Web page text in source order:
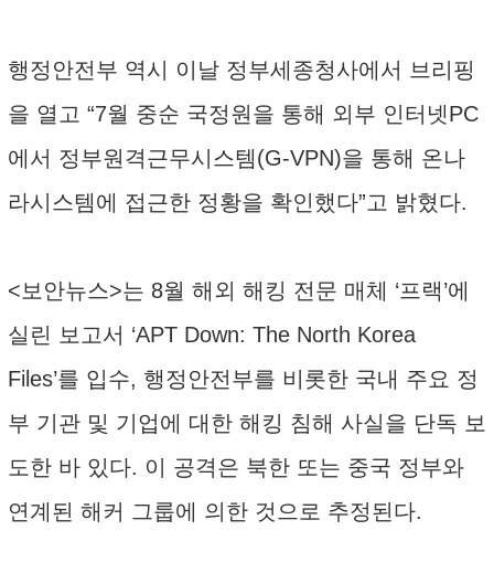
행정안전부 역시 이날 정부세종청사에서 브리핑
을 열고 “7월 중순 국정원을 통해 외부 인터넷PC
에서 정부원격근무시스템(G-VPN)을 통해 온나
라시스템에 접근한 정황을 확인했다”고 밝혔다.
<보안뉴스>는 8월 해외 해킹 전문 매체 ‘프랙’에
실린 보고서 ‘APT Down: The North Korea
Files’를 입수, 행정안전부를 비롯한 국내 주요 정
부 기관 및 기업에 대한 해킹 침해 사실을 단독 보
도한 바 있다. 이 공격은 북한 또는 중국 정부와
연계된 해커 그룹에 의한 것으로 추정된다.